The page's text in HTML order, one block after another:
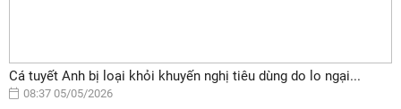
Cá tuyết Anh bị loại khỏi khuyến nghị tiêu dùng do lo ngại...
08:37 05/05/2026